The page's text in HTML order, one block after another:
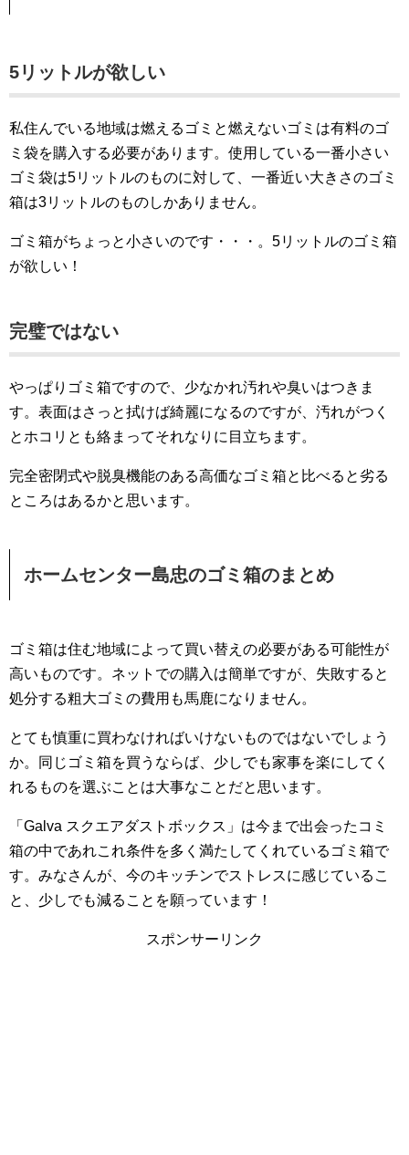
5リットルが欲しい
私住んでいる地域は燃えるゴミと燃えないゴミは有料のゴ
ミ袋を購入する必要があります。使用している一番小さい
ゴミ袋は5リットルのものに対して、一番近い大きさのゴミ
箱は3リットルのものしかありません。
ゴミ箱がちょっと小さいのです・・・。5リットルのゴミ箱
が欲しい！
完璧ではない
やっぱりゴミ箱ですので、少なかれ汚れや臭いはつきま
す。表面はさっと拭けば綺麗になるのですが、汚れがつく
とホコリとも絡まってそれなりに目立ちます。
完全密閉式や脱臭機能のある高価なゴミ箱と比べると劣る
ところはあるかと思います。
ホームセンター島忠のゴミ箱のまとめ
ゴミ箱は住む地域によって買い替えの必要がある可能性が
高いものです。ネットでの購入は簡単ですが、失敗すると
処分する粗大ゴミの費用も馬鹿になりません。
とても慎重に買わなければいけないものではないでしょう
か。同じゴミ箱を買うならば、少しでも家事を楽にしてく
れるものを選ぶことは大事なことだと思います。
「Galva スクエアダストボックス」は今まで出会ったコミ
箱の中であれこれ条件を多く満たしてくれているゴミ箱で
す。みなさんが、今のキッチンでストレスに感じているこ
と、少しでも減ることを願っています！
スポンサーリンク